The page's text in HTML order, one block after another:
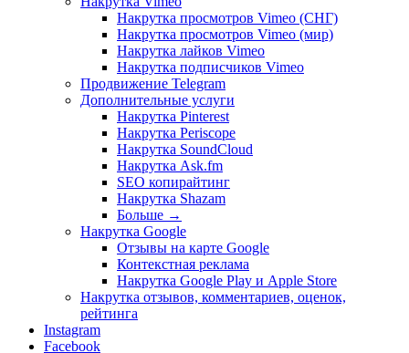
Накрутка просмотров Vimeo (СНГ)
Накрутка просмотров Vimeo (мир)
Накрутка лайков Vimeo
Накрутка подписчиков Vimeo
Продвижение Telegram
Дополнительные услуги
Накрутка Pinterest
Накрутка Periscope
Накрутка SoundCloud
Накрутка Ask.fm
SEO копирайтинг
Накрутка Shazam
Больше →
Накрутка Google
Отзывы на карте Google
Контекстная реклама
Накрутка Google Play и Apple Store
Накрутка отзывов, комментариев, оценок,
рейтинга
Instagram
Facebook